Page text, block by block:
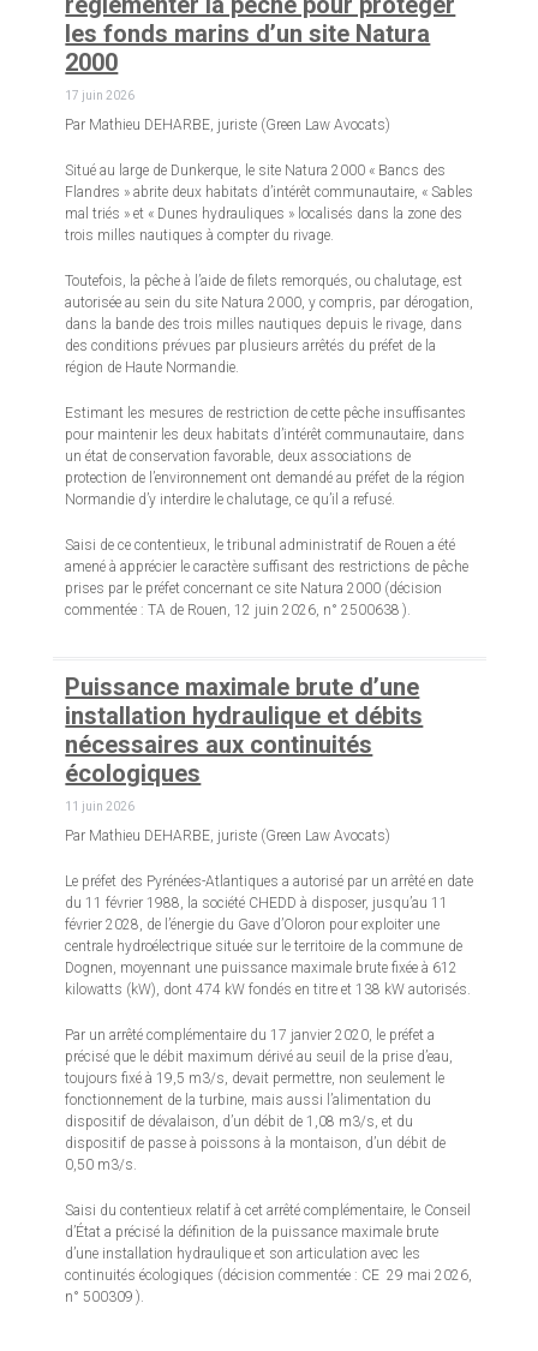
les fonds marins d’un site Natura
2000
17 juin 2026
Par Mathieu DEHARBE, juriste (Green Law Avocats)
Situé au large de Dunkerque, le site Natura 2000 « Bancs des
Flandres » abrite deux habitats d’intérêt communautaire, « Sables
mal triés » et « Dunes hydrauliques » localisés dans la zone des
trois milles nautiques à compter du rivage.
Toutefois, la pêche à l’aide de filets remorqués, ou chalutage, est
autorisée au sein du site Natura 2000, y compris, par dérogation,
dans la bande des trois milles nautiques depuis le rivage, dans
des conditions prévues par plusieurs arrêtés du préfet de la
région de Haute Normandie.
Estimant les mesures de restriction de cette pêche insuffisantes
pour maintenir les deux habitats d’intérêt communautaire, dans
un état de conservation favorable, deux associations de
protection de l’environnement ont demandé au préfet de la région
Normandie d’y interdire le chalutage, ce qu’il a refusé.
Saisi de ce contentieux, le tribunal administratif de Rouen a été
amené à apprécier le caractère suffisant des restrictions de pêche
prises par le préfet concernant ce site Natura 2000 (décision
commentée : TA de Rouen, 12 juin 2026, n° 2500638 ).
Puissance maximale brute d’une
installation hydraulique et débits
nécessaires aux continuités
écologiques
11 juin 2026
Par Mathieu DEHARBE, juriste (Green Law Avocats)
Le préfet des Pyrénées-Atlantiques a autorisé par un arrêté en date
du 11 février 1988, la société CHEDD à disposer, jusqu’au 11
février 2028, de l’énergie du Gave d’Oloron pour exploiter une
centrale hydroélectrique située sur le territoire de la commune de
Dognen, moyennant une puissance maximale brute fixée à 612
kilowatts (kW), dont 474 kW fondés en titre et 138 kW autorisés.
Par un arrêté complémentaire du 17 janvier 2020, le préfet a
précisé que le débit maximum dérivé au seuil de la prise d’eau,
toujours fixé à 19,5 m3/s, devait permettre, non seulement le
fonctionnement de la turbine, mais aussi l’alimentation du
dispositif de dévalaison, d’un débit de 1,08 m3/s, et du
dispositif de passe à poissons à la montaison, d’un débit de
0,50 m3/s.
Saisi du contentieux relatif à cet arrêté complémentaire, le Conseil
d’État a précisé la définition de la puissance maximale brute
d’une installation hydraulique et son articulation avec les
continuités écologiques (décision commentée : CE 29 mai 2026,
n° 500309 ).